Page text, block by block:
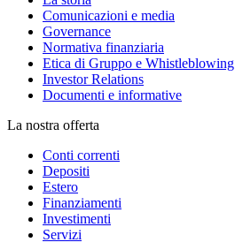
Comunicazioni e media
Governance
Normativa finanziaria
Etica di Gruppo e Whistleblowing
Investor Relations
Documenti e informative
La nostra offerta
Conti correnti
Depositi
Estero
Finanziamenti
Investimenti
Servizi